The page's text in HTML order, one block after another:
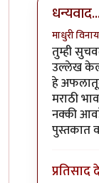
माधुरी
In reply
तुम्ही
उल्लेख
हे
मराठी
नक्की
पुस्तकात
प्रतिसाद